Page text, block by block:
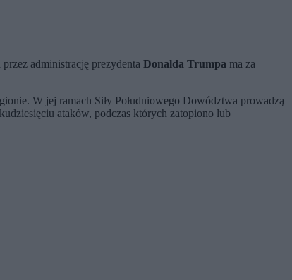
administrację prezydenta Donalda Trumpa ma za
W jej ramach Siły Południowego Dowództwa prowadzą
ataków, podczas których zatopiono lub